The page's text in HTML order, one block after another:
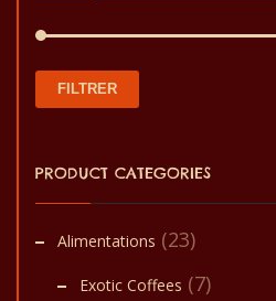
FILTRER
PRODUCT CATEGORIES
Alimentations (23)
Exotic Coffees (7)